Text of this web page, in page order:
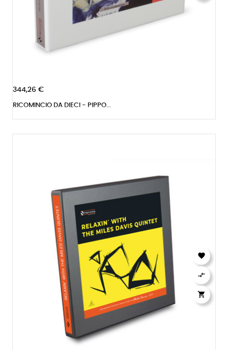
344,26 €
RICOMINCIO DA DIECI - PIPPO...


